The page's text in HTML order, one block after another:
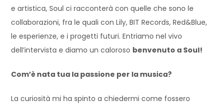
e artistica, Soul ci racconterà con quelle che sono le
collaborazioni, fra le quali con Lily, BIT Records, Red&Blue,
le esperienze, e i progetti futuri. Entriamo nel vivo
dell’intervista e diamo un caloroso benvenuto a Soul!
Com’è nata tua la passione per la musica?
La curiosità mi ha spinto a chiedermi come fossero